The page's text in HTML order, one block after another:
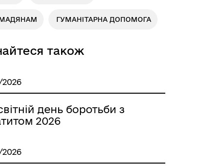
ГУМАНІТАРНА ДОПОМОГА
також
день боротьби з
2026